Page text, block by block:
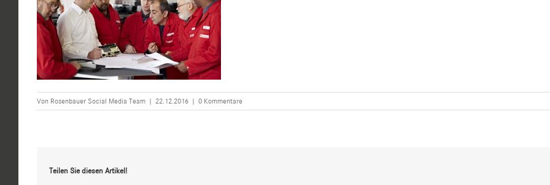
Von Rosenbauer Social Media Team | 22.12.2016 | 0 Kommentare
Teilen Sie diesen Artikel!